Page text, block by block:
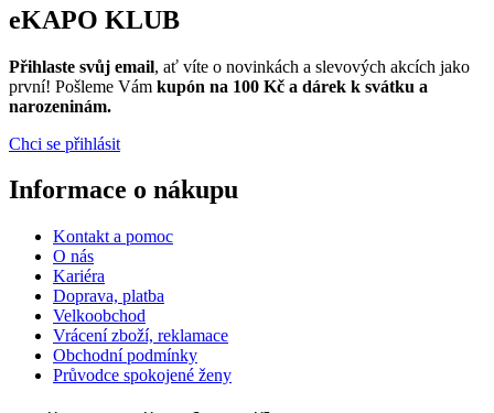
eKAPO KLUB
Přihlaste svůj email, ať víte o novinkách a slevových akcích jako
první! Pošleme Vám kupón na 100 Kč a dárek k svátku a
narozeninám.
Chci se přihlásit
Informace o nákupu
Kontakt a pomoc
O nás
Kariéra
Doprava, platba
Velkoobchod
Vrácení zboží, reklamace
Obchodní podmínky
Průvodce spokojené ženy